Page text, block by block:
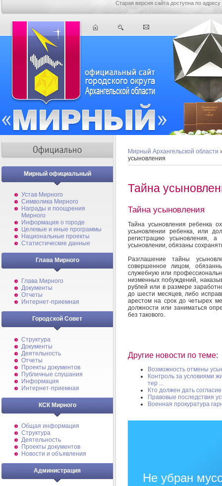
Старая версия сайта доступна по адресу
Мирный официальный
Устав Мирного
Символика Мирного
Награды и поощрения
Мирного
Информация о городе
Целевые и иные программы
Национальные проекты
Статистические данные
Глава Мирного
Глава Мирного
Документы
Отчеты
Интернет-приемная
Городской Совет
Структура
Документы
Деятельность
Отчеты
Проекты документов
Публичные слушания
Информация
Интернет-приемная
КСК Мирного
Общая информация
Структура
Деятельность
Проекты документов
Новости и объявления
Администрация
Мирный Архангельской области
усыновления
Тайна
Тайна усыновления
Тайна усыновления ребенка
усыновлении ребенка, или
регистрацию усыновления,
усыновлении, обязаны
Разглашение тайны
совершенное лицом,
служебную или
низменных побуждений,
рублей или в размере
до шести месяцев, либо
арестом на срок до четырех
должности или заниматься
без такового.
Другие новости по теме:
Возможность отмены
Контроль за условиями
тер ...
Кто должен дать
Правовые последствия
Военная прокуратура
Не убран